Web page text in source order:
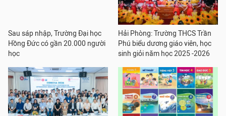
Sau sáp nhập, Trường Đại học
Hồng Đức có gần 20.000 người
học
Hải Phòng: Trường THCS Trần
Phú biểu dương giáo viên, học
sinh giỏi năm học 2025 -2026